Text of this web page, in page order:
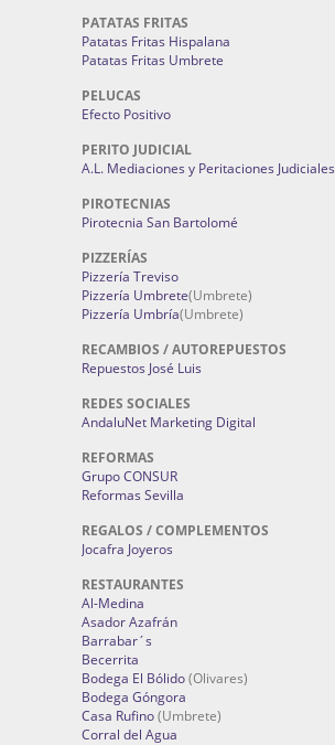
PATATAS FRITAS
Patatas Fritas Hispalana
Patatas Fritas Umbrete
PELUCAS
Efecto Positivo
PERITO JUDICIAL
A.L. Mediaciones y Peritaciones Judiciales
PIROTECNIAS
Pirotecnia San Bartolomé
PIZZERÍAS
Pizzería Treviso
Pizzería Umbrete(Umbrete)
Pizzería Umbría(Umbrete)
RECAMBIOS / AUTOREPUESTOS
Repuestos José Luis
REDES SOCIALES
AndaluNet Marketing Digital
REFORMAS
Grupo CONSUR
Reformas Sevilla
REGALOS / COMPLEMENTOS
Jocafra Joyeros
RESTAURANTES
Al-Medina
Asador Azafrán
Barrabar´s
Becerrita
Bodega El Bólido(Olivares)
Bodega Góngora
Casa Rufino(Umbrete)
Corral del Agua